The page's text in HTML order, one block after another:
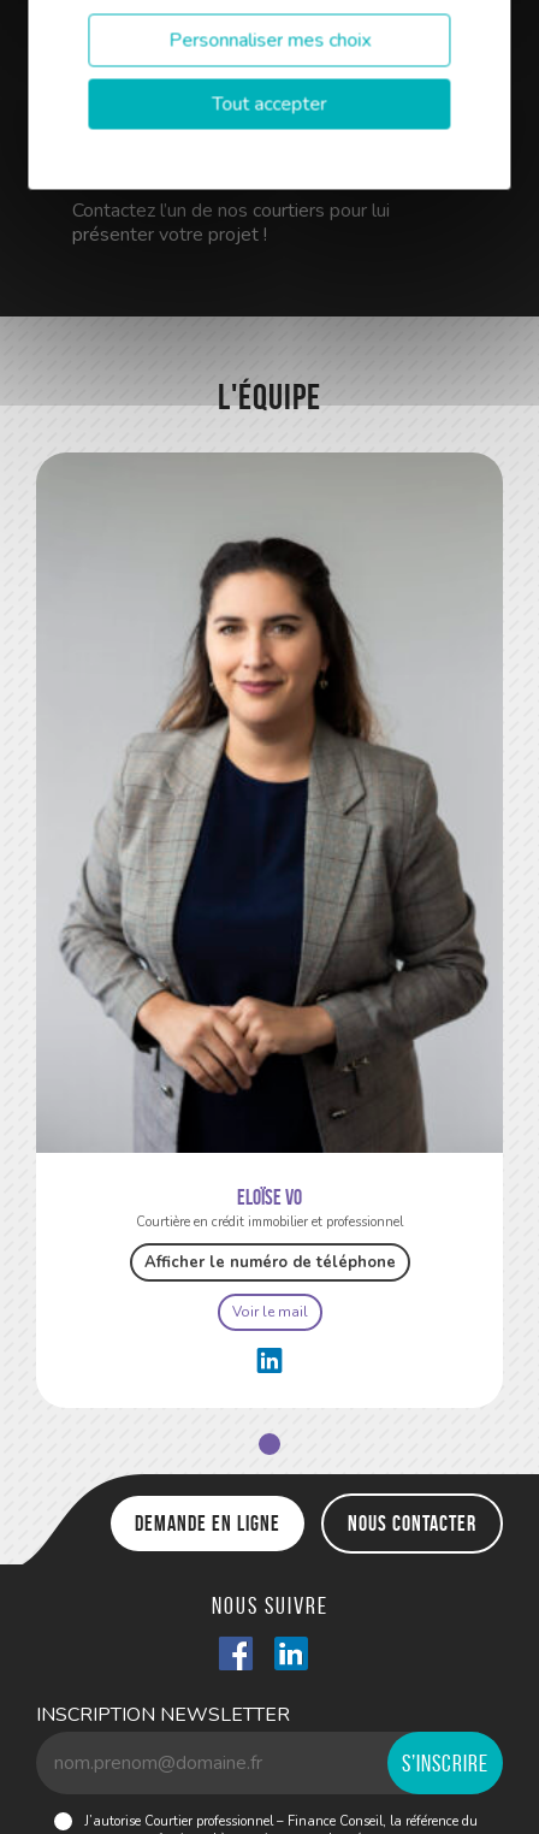
murs commerciaux, bâtiments industriels,
bureaux,
financement de vos besoins en
Contactez l’un de nos courtiers pour lui
présenter votre projet !
L'équipe
Eloïse VO
Courtière en crédit immobilier et professionnel
Afficher le numéro de téléphone
Voir le mail
Demande en ligne Nous contacter
Nous suivre
INSCRIPTION NEWSLETTER
J’autorise Courtier professionnel – Finance Conseil, la référence du
Personnaliser mes choix
Tout accepter